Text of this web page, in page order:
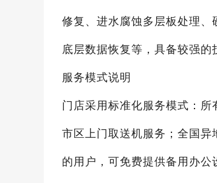
修复、进水腐蚀多层板处理、
底层数据恢复等，具备较强的
服务模式说明
门店采用标准化服务模式：
市区上门取送机服务；全国
的用户，可免费提供备用办